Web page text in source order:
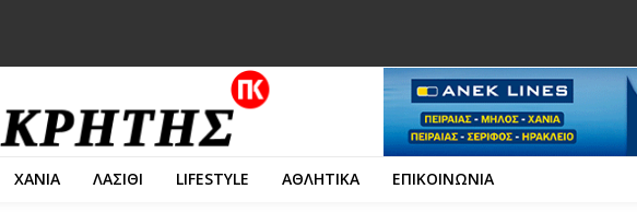
ΧΑΝΙΑ ΛΑΣΙΘΙ LIFESTYLE ΑΘΛΗΤΙΚΑ ΕΠΙΚΟΙΝΩΝΙΑ